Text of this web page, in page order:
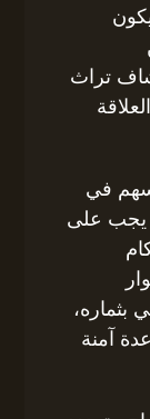
تراث
في
يجب على
بثماره،
آمنة